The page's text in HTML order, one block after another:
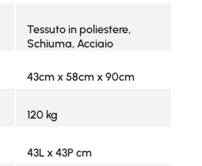
Tessuto in poliestere,
Schiuma, Acciaio
43cm x 58cm x 90cm
120 kg
43L x 43P cm